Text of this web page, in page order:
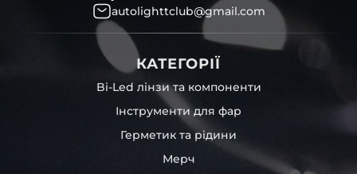
autolighttclub@gmail.com
КАТЕГОРІЇ
Bi-Led лінзи та компоненти
Інструменти для фар
Герметик та рідини
Мерч